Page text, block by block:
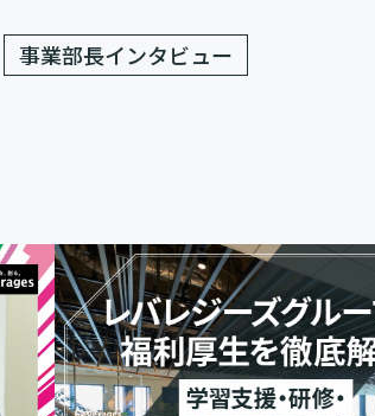
事業部長インタビュー